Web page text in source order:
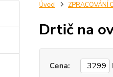
Úvod ZPRACOVÁNÍ
Drtič na
Cena: